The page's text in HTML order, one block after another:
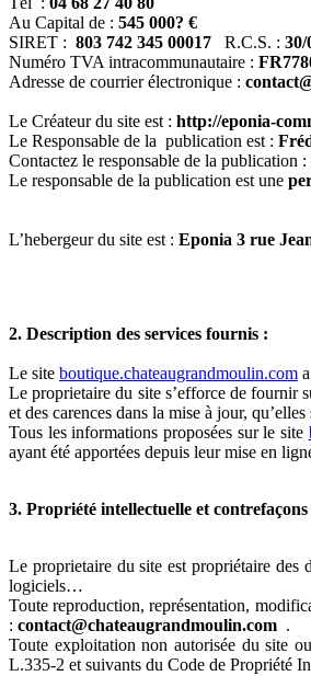
Au Capital de : 545 000? €
SIRET : 803 742 345 00017 R.C.S. : 30/
Numéro TVA intracommunautaire :
Adresse de courrier électronique :
Le Créateur du site est : http://eponia-
Le Responsable de la publication est :
Contactez le responsable de la publication :
Le responsable de la publication est une
L’hebergeur du site est : Eponia 3 rue
2. Description des services fournis :
Le site boutique.chateaugrandmoulin.com
Le proprietaire du site s’efforce de fournir
et des carences dans la mise à jour,
Tous les informations proposées sur le site
ayant été apportées depuis leur mise en
3. Propriété intellectuelle et contrefaçons
Le proprietaire du site est propriétaire des
logiciels…
Toute reproduction, représentation,
: contact@chateaugrandmoulin.com .
Toute exploitation non autorisée du site
L.335-2 et suivants du Code de Propriété